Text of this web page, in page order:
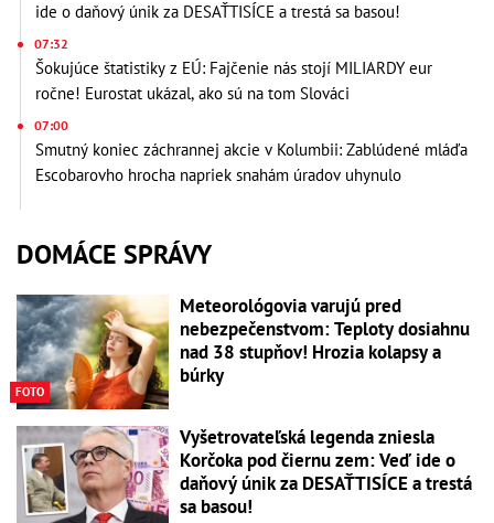
ide o daňový únik za DESAŤTISÍCE a trestá sa basou!
07:32
Šokujúce štatistiky z EÚ: Fajčenie nás stojí MILIARDY eur
ročne! Eurostat ukázal, ako sú na tom Slováci
07:00
Smutný koniec záchrannej akcie v Kolumbii: Zablúdené mláďa
Escobarovho hrocha napriek snahám úradov uhynulo
DOMÁCE SPRÁVY
FOTO
Meteorológovia varujú pred
nebezpečenstvom: Teploty dosiahnu
nad 38 stupňov! Hrozia kolapsy a
búrky
Vyšetrovateľská legenda zniesla
Korčoka pod čiernu zem: Veď ide o
daňový únik za DESAŤTISÍCE a trestá
sa basou!